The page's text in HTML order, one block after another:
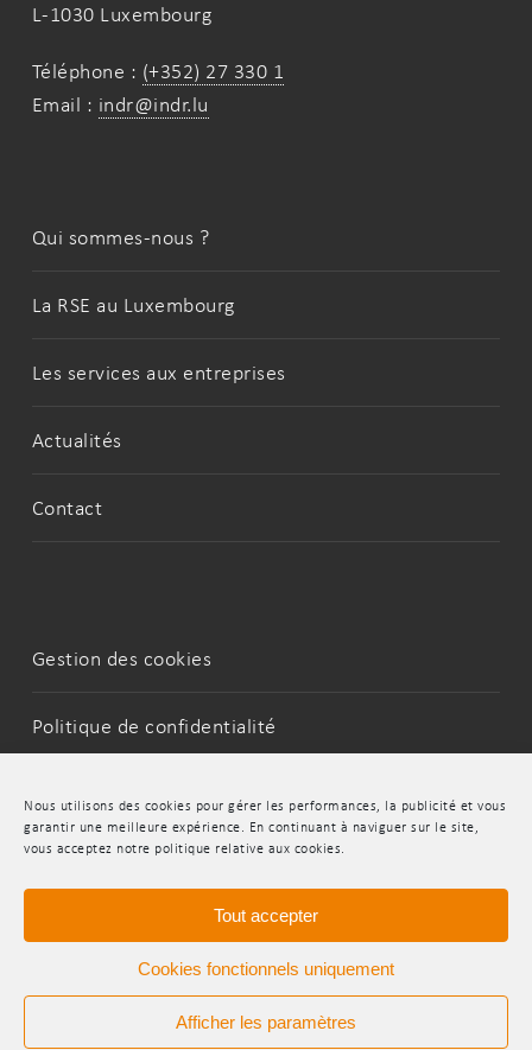
Nous utilisons des cookies pour gérer les performances, la publicité et vous
garantir une meilleure expérience. En continuant à naviguer sur le site,
vous acceptez notre politique relative aux cookies.
Tout accepter
Cookies fonctionnels uniquement
Afficher les paramètres
L-1030 Luxembourg
Téléphone : (+352) 27 330 1
Email : indr@indr.lu
Qui sommes-nous ?
La RSE au Luxembourg
Les services aux entreprises
Actualités
Contact
Gestion des cookies
Politique de confidentialité
LinkedInYoutube
© 2026 INDR.